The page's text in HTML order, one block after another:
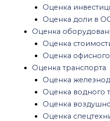
Оценка
Оценка доли в
Оценка
Оценка
Оценка
Оценка транспорта
Оценка
Оценка водного
Оценка
Оценка
Рецензия на
Оценка для
Оценка
Судебная оценка
Оценка
Юридические услуги
Экспертиза
Строительная
Экспертиза
Строительная